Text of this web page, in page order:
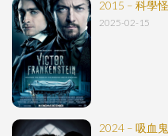
2015 – 科學
2025-02-15
2024 – 吸血